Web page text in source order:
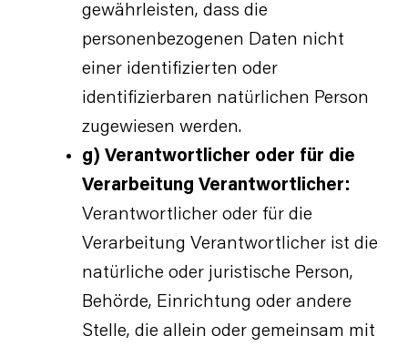
gewährleisten, dass die
personenbezogenen Daten nicht
einer identifizierten oder
identifizierbaren natürlichen Person
zugewiesen werden.
g) Verantwortlicher oder für die
Verarbeitung Verantwortlicher:
Verantwortlicher oder für die
Verarbeitung Verantwortlicher ist die
natürliche oder juristische Person,
Behörde, Einrichtung oder andere
Stelle, die allein oder gemeinsam mit